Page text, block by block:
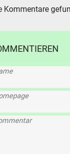
Kommentare